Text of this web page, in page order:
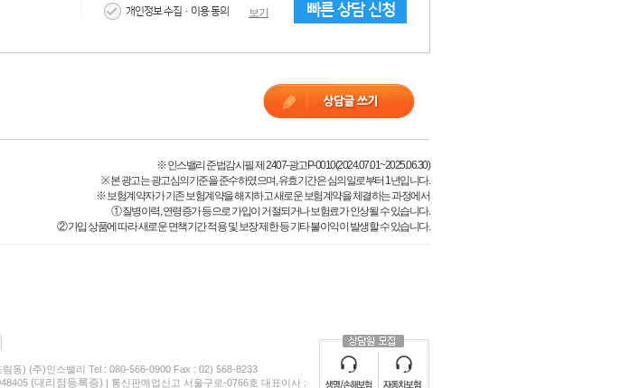
개인정보 수집·이용 동의 보기 빠른 상담 신청
※ 인스밸리 준법감시필 제 2407-광고P-0010(2024.07.01~2025.06.30)
※ 본 광고는 광고심의기준을 준수하였으며, 유효기간은 심의일로부터 1년입니다.
※ 보험계약자가 기존 보험계약을 해지하고 새로운 보험계약을 체결하는 과정에서
① 질병이력, 연령증가 등으로 가입이 거절되거나 보험료가 인상될 수 있습니다.
② 가입 상품에 따라 새로운 면책기간 적용 및 보장 제한 등 기타 불이익이 발생할 수 있습니다.
동) (주)인스밸리 Tel : 080-566-0900 Fax : 02) 568-8233
(대리점등록증) | 통신판매업신고 서울구로-0766호 대표이사 :